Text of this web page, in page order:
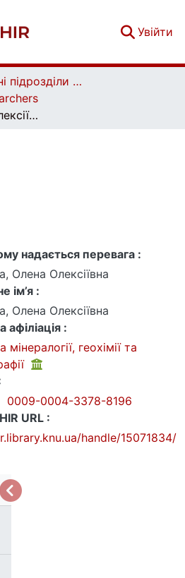
Увійти
Структурні підрозділи Київського національного університету імені Тараса Шевченка та Організації | Faculties, Institutes and Departments of Taras Shevchenko National University of Kyiv and Organizations
Павлова, Олена Олексіївна
надається перевага :
Олена Олексіївна
ім’я :
Олена Олексіївна
афіліація :
мінералогії, геохімії та
0009-0004-3378-8196
URL :
handle/15071834/